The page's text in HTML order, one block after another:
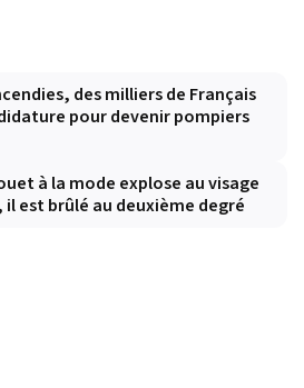
des milliers de Français
pour devenir pompiers
à la mode explose au visage
il est brûlé au deuxième degré